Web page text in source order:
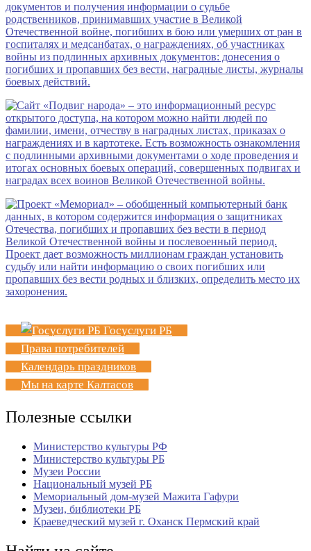
Госуслуги РБ
Права потребителей
Календарь праздников
Мы на карте Калтасов
Полезные ссылки
Министерство культуры РФ
Министерство культуры РБ
Музеи России
Национальный музей РБ
Мемориальный дом-музей Мажита Гафури
Музеи, библиотеки РБ
Краеведческий музей г. Оханск Пермский край